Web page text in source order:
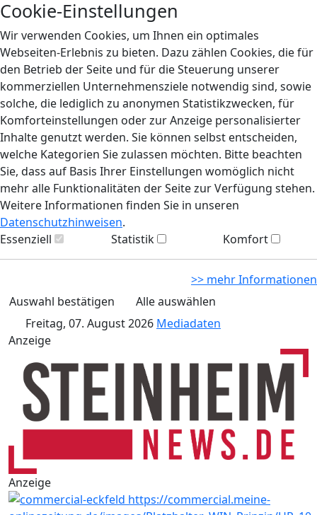
Cookie-Einstellungen
Wir verwenden Cookies, um Ihnen ein optimales
Webseiten-Erlebnis zu bieten. Dazu zählen Cookies, die für
den Betrieb der Seite und für die Steuerung unserer
kommerziellen Unternehmensziele notwendig sind, sowie
solche, die lediglich zu anonymen Statistikzwecken, für
Komforteinstellungen oder zur Anzeige personalisierter
Inhalte genutzt werden. Sie können selbst entscheiden,
welche Kategorien Sie zulassen möchten. Bitte beachten
Sie, dass auf Basis Ihrer Einstellungen womöglich nicht
mehr alle Funktionalitäten der Seite zur Verfügung stehen.
Weitere Informationen finden Sie in unseren
Datenschutzhinweisen.
Essenziell
Statistik Komfort
>> mehr Informationen
Auswahl bestätigen
Alle auswählen
Freitag, 07. August 2026 Mediadaten
Anzeige
Anzeige